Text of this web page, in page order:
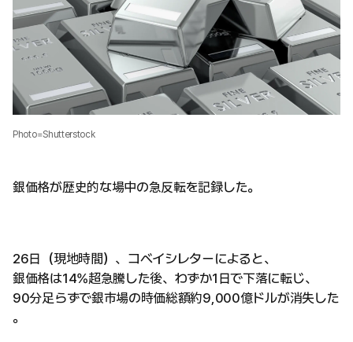
Photo=Shutterstock
銀価格が歴史的な場中の急反転を記録した。
26日（現地時間）、コベイシレターによると、
銀価格は14%超急騰した後、わずか1日で下落に転じ、
90分足らずで銀市場の時価総額約9,000億ドルが消失した
。